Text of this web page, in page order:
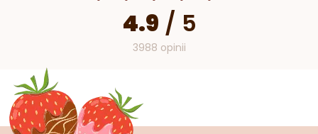
4.9 / 5
3988 opinii